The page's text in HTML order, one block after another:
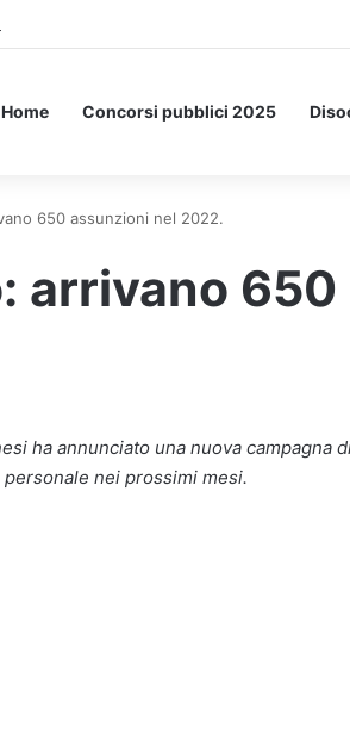
Pagati per Stare a Letto: ecco l’esperimento
Home Concorsi pubblici 2025
650 assunzioni nel 2022.
arrivano
ha annunciato una nuova campagna
nei prossimi mesi.